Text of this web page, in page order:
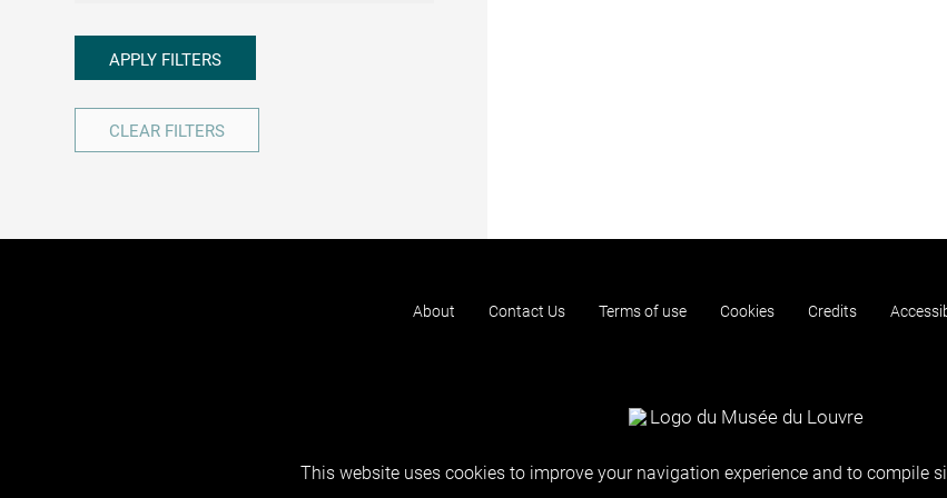
APPLY FILTERS
CLEAR FILTERS
About Contact Us Terms of use Cookies Credits
This website uses cookies to improve your navigation experience and to compile